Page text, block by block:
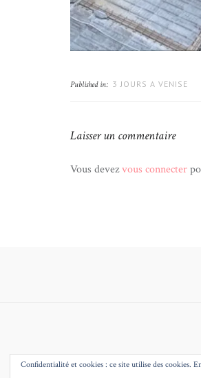
Published in: 3 JOURS A VENISE
Laisser un commentaire
Vous devezvous connecter
Confidentialité et cookies : ce site utilise des cookies.